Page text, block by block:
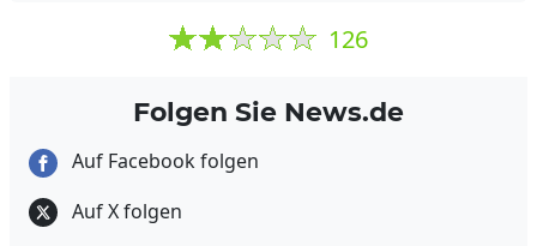
126
Folgen Sie News.de
Auf Facebook folgen
Auf X folgen